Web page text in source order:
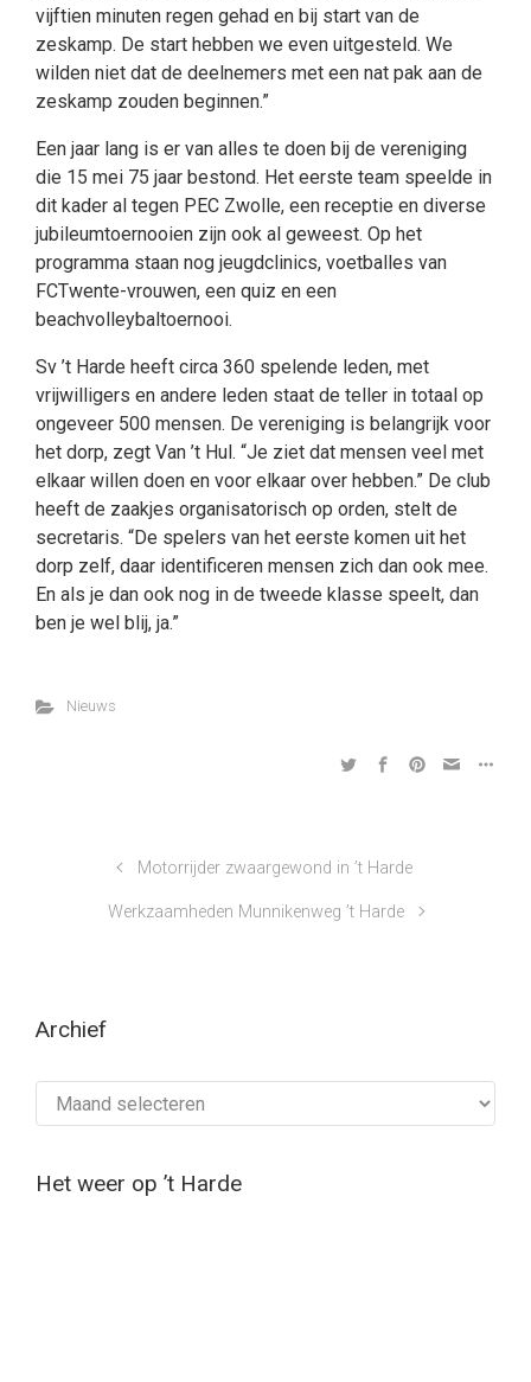
vijftien minuten regen gehad en bij start van de
zeskamp. De start hebben we even uitgesteld. We
wilden niet dat de deelnemers met een nat pak aan de
zeskamp zouden beginnen.”
Een jaar lang is er van alles te doen bij de vereniging
die 15 mei 75 jaar bestond. Het eerste team speelde in
dit kader al tegen PEC Zwolle, een receptie en diverse
jubileumtoernooien zijn ook al geweest. Op het
programma staan nog jeugdclinics, voetballes van
FCTwente-vrouwen, een quiz en een
beachvolleybaltoernooi.
Sv ’t Harde heeft circa 360 spelende leden, met
vrijwilligers en andere leden staat de teller in totaal op
ongeveer 500 mensen. De vereniging is belangrijk voor
het dorp, zegt Van ’t Hul. “Je ziet dat mensen veel met
elkaar willen doen en voor elkaar over hebben.” De club
heeft de zaakjes organisatorisch op orden, stelt de
secretaris. “De spelers van het eerste komen uit het
dorp zelf, daar identificeren mensen zich dan ook mee.
En als je dan ook nog in de tweede klasse speelt, dan
ben je wel blij, ja.”
Nieuws
Motorrijder zwaargewond in ’t Harde
Werkzaamheden Munnikenweg ’t Harde
Archief
Het weer op ’t Harde